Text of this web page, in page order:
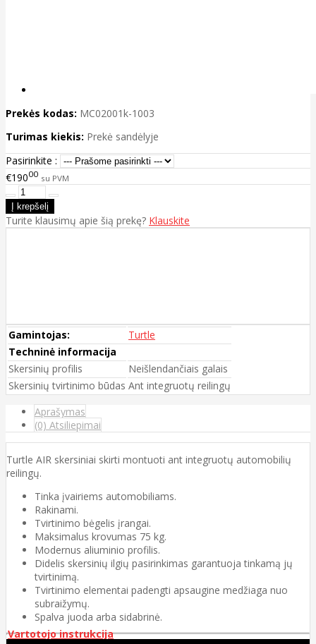
Prekės kodas: MC02001k-1003
Turimas kiekis: Prekė sandėlyje
Pasirinkite :
€19000 su PVM
Turite klausimų apie šią prekę? Klauskite
Gamintojas:
Turtle
Techninė informacija
Skersinių profilis
Neišlendančiais galais
Skersinių tvirtinimo būdas Ant integruotų reilingų
Aprašymas
(0) Atsiliepimai
Turtle AIR skersiniai skirti montuoti ant integruotų automobilių
reilingų.
Tinka įvairiems automobiliams.
Rakinami.
Tvirtinimo bėgelis įrangai.
Maksimalus krovumas 75 kg.
Modernus aliuminio profilis.
Didelis skersinių ilgių pasirinkimas garantuoja tinkamą jų
tvirtinimą.
Tvirtinimo elementai padengti apsaugine medžiaga nuo
subraižymų.
Spalva juoda arba sidabrinė.
Vartotojo instrukcija